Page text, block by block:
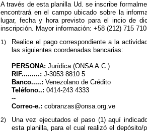
A través de esta planilla Ud. se inscribe
encontrará en el campo ubicado sobre la
lugar, fecha y hora previsto para el incio de
inscripción. Mayor información: +58 (212) 715
1)
Realice el pago correspondiente a la
las siguientes coordenadas bancarias:
PERSONA: Jurídica (ONSA A.C.)
RIF.........: J-3053 8810 5
Banco.....: Venezolano de Crédito
Teléfono..: 0414-243 4333
--
Correo-e.: cobranzas@onsa.org.ve
2)
Una vez ejecutados el paso (1) aquí
esta planilla, para el cual realizó el